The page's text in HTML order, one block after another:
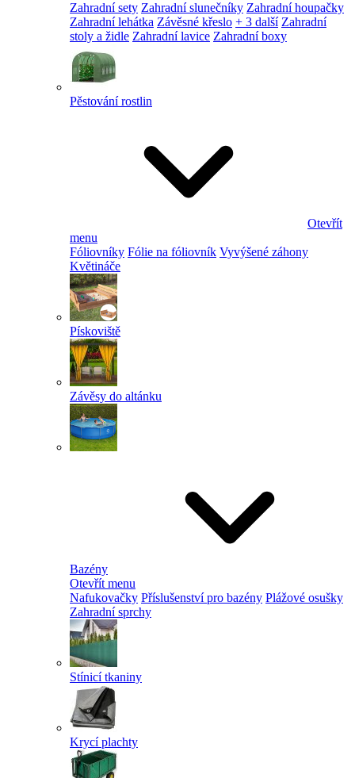
Zahradní sety Zahradní slunečníky Zahradní houpačky
Zahradní lehátka Závěsné křeslo + 3 další Zahradní
stoly a židle Zahradní lavice Zahradní boxy
Pěstování rostlin
Otevřít
menu
Fóliovníky Fólie na fóliovník Vyvýšené záhony
Květináče
Pískoviště
Závěsy do altánku
Bazény
Otevřít menu
Nafukovačky Příslušenství pro bazény Plážové osušky
Zahradní sprchy
Stínicí tkaniny
Krycí plachty